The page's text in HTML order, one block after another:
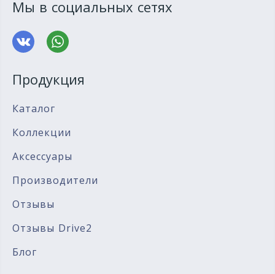
Мы в социальных сетях
Продукция
Каталог
Коллекции
Аксессуары
Производители
Отзывы
Отзывы Drive2
Блог